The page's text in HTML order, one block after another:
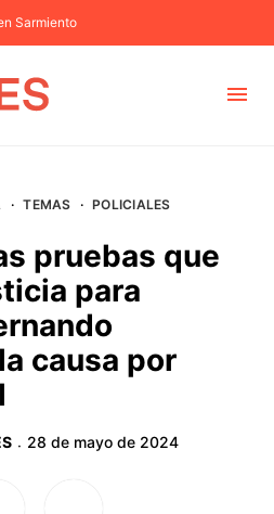
Sarmiento
· TEMAS · POLICIALES
pruebas que
para
causa por
· 28 de mayo de 2024